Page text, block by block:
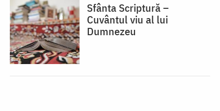
Sfânta Scriptură –
Cuvântul viu al lui
Dumnezeu